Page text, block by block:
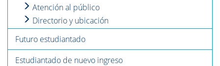
Atención al público
Directorio y ubicación
Futuro estudiantado
Estudiantado de nuevo ingreso